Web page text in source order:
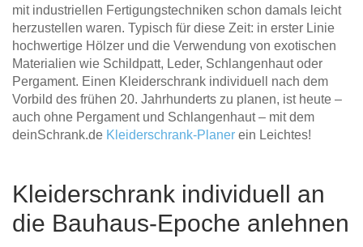
mit industriellen Fertigungstechniken schon damals leicht
herzustellen waren. Typisch für diese Zeit: in erster Linie
hochwertige Hölzer und die Verwendung von exotischen
Materialien wie Schildpatt, Leder, Schlangenhaut oder
Pergament. Einen Kleiderschrank individuell nach dem
Vorbild des frühen 20. Jahrhunderts zu planen, ist heute –
auch ohne Pergament und Schlangenhaut – mit dem
deinSchrank.de Kleiderschrank-Planer ein Leichtes!
Kleiderschrank individuell an
die Bauhaus-Epoche anlehnen